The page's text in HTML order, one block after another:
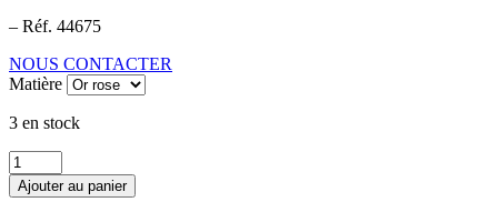
– Réf. 44675
NOUS CONTACTER
Matière
3 en stock
quantité
de
Collier
Ajouter au panier